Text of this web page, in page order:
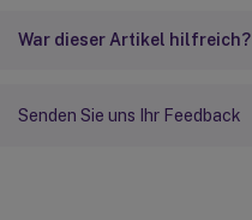
War dieser Artikel hilfreich?
Senden Sie uns Ihr Feedback